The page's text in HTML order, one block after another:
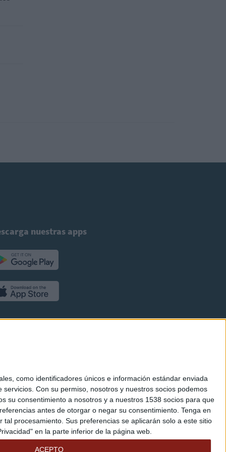
como identificadores únicos e información estándar enviada
servicios. Con su permiso, nosotros y nuestros socios podemos
su consentimiento a nosotros y a nuestros 1538 socios para que
antes de otorgar o negar su consentimiento. Tenga en
procesamiento. Sus preferencias se aplicarán solo a este sitio
en la parte inferior de la página web.
ACEPTO
nuestras apps